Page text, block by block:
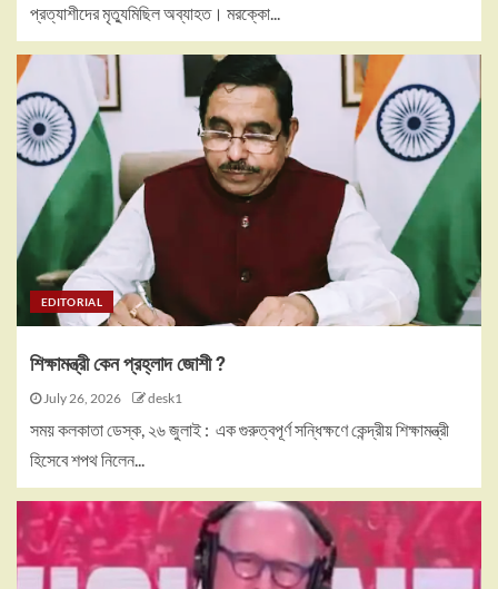
প্রত্যাশীদের মৃত্যুমিছিল অব্যাহত। মরক্কো...
EDITORIAL
শিক্ষামন্ত্রী কেন প্রহ্লাদ জোশী ?
July 26, 2026 desk1
সময় কলকাতা ডেস্ক, ২৬ জুলাই : এক গুরুত্বপূর্ণ সন্ধিক্ষণে কেন্দ্রীয় শিক্ষামন্ত্রী
হিসেবে শপথ নিলেন...